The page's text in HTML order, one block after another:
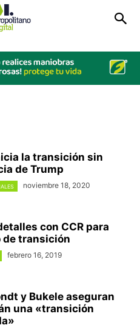
la transición sin
de Trump
noviembre 18, 2020
con CCR para
de transición
febrero 16, 2019
y Bukele aseguran
una «transición